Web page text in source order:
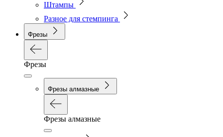
Штампы
Разное для стемпинга
Фрезы
Фрезы
Фрезы алмазные
Фрезы алмазные